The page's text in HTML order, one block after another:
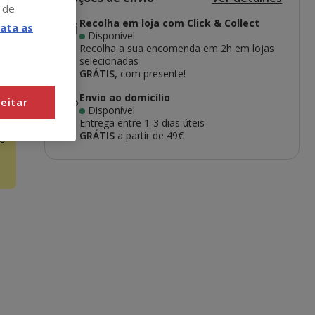
Recolha em loja com Click & Collect
Disponível
Recolha a sua encomenda em 2h em lojas
selecionadas
GRÁTIS, com presente!
Envio ao domicílio
Disponível
Entrega entre 1-3 dias úteis
GRÁTIS a partir de 49€
as